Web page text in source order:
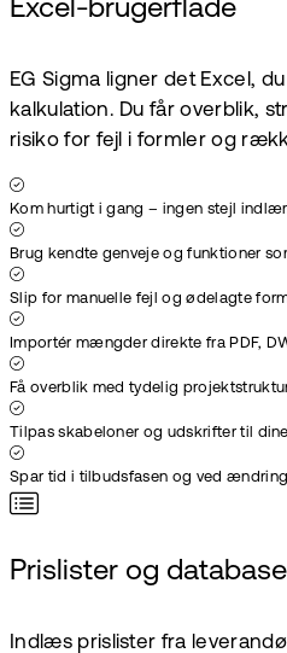
Excel-brugerflade
EG Sigma ligner det Excel,
kalkulation. Du får overblik,
risiko for fejl i formler og
Kom hurtigt i gang – ingen stejl
Brug kendte genveje og funktioner
Slip for manuelle fejl og ødelagte
Importér mængder direkte fra PDF,
Få overblik med tydelig
Tilpas skabeloner og udskrifter til
Spar tid i tilbudsfasen og ved
Prislister og
Indlæs prislister fra